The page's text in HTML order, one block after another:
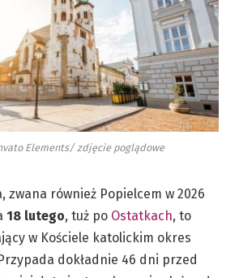
Elements/ zdjęcie poglądowe
zwana również Popielcem w 2026
18 lutego, tuż po Ostatkach, to
w Kościele katolickim okres
dokładnie 46 dni przed